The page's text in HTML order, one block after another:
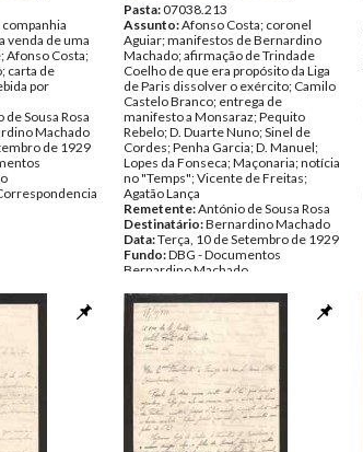
venda de uma
Afonso Costa;
carta de
por
Sousa Rosa
Machado
de 1929
Pasta:07038.213
Assunto:Afonso Costa; coronel
Aguiar; manifestos de Bernardino
Machado; afirmação de Trindade
Coelho de que era propósito da Liga
de Paris dissolver o exército; Camilo
Castelo Branco; entrega de
manifesto a Monsaraz; Pequito
Rebelo; D. Duarte Nuno; Sinel de
Cordes; Penha Garcia; D. Manuel;
Lopes da Fonseca; Maçonaria; notícia
no "Temps"; Vicente de Freitas;
Agatão Lança
Remetente:António de Sousa Rosa
Destinatário:Bernardino Machado
Data:Terça, 10 de Setembro de 1929
Fundo:DBG - Documentos
Bernardino Machado
Página(s):4